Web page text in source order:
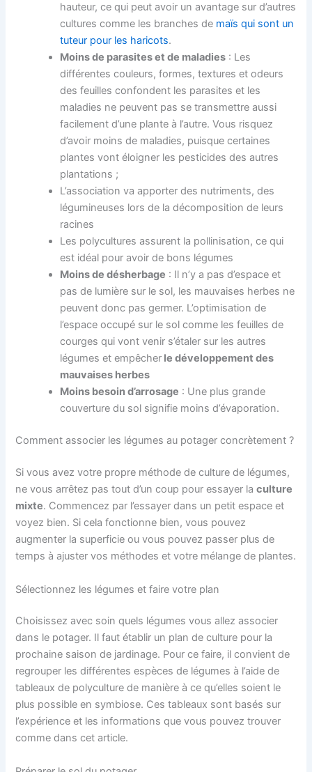
hauteur, ce qui peut avoir un avantage sur d’autres
cultures comme les branches de maïs qui sont un
tuteur pour les haricots.
Moins de parasites et de maladies : Les
différentes couleurs, formes, textures et odeurs
des feuilles confondent les parasites et les
maladies ne peuvent pas se transmettre aussi
facilement d’une plante à l’autre. Vous risquez
d’avoir moins de maladies, puisque certaines
plantes vont éloigner les pesticides des autres
plantations ;
L’association va apporter des nutriments, des
légumineuses lors de la décomposition de leurs
racines
Les polycultures assurent la pollinisation, ce qui
est idéal pour avoir de bons légumes
Moins de désherbage : Il n’y a pas d’espace et
pas de lumière sur le sol, les mauvaises herbes ne
peuvent donc pas germer. L’optimisation de
l’espace occupé sur le sol comme les feuilles de
courges qui vont venir s’étaler sur les autres
légumes et empêcher le développement des
mauvaises herbes
Moins besoin d’arrosage : Une plus grande
couverture du sol signifie moins d’évaporation.
Comment associer les légumes au potager concrètement ?
Si vous avez votre propre méthode de culture de légumes,
ne vous arrêtez pas tout d’un coup pour essayer laculture
mixte. Commencez par l’essayer dans un petit espace et
voyez bien. Si cela fonctionne bien, vous pouvez
augmenter la superficie ou vous pouvez passer plus de
temps à ajuster vos méthodes et votre mélange de plantes.
Sélectionnez les légumes et faire votre plan
Choisissez avec soin quels légumes vous allez associer
dans le potager. Il faut établir un plan de culture pour la
prochaine saison de jardinage. Pour ce faire, il convient de
regrouper les différentes espèces de légumes à l’aide de
tableaux de polyculture de manière à ce qu’elles soient le
plus possible en symbiose. Ces tableaux sont basés sur
l’expérience et les informations que vous pouvez trouver
comme dans cet article.